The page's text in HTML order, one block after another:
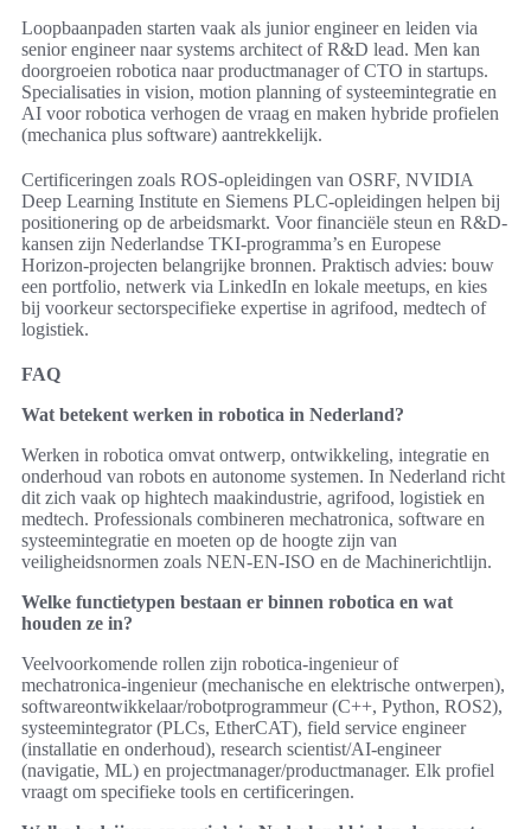
Loopbaanpaden starten vaak als junior engineer en leiden via
senior engineer naar systems architect of R&D lead. Men kan
doorgroeien robotica naar productmanager of CTO in startups.
Specialisaties in vision, motion planning of systeemintegratie en
AI voor robotica verhogen de vraag en maken hybride profielen
(mechanica plus software) aantrekkelijk.
Certificeringen zoals ROS-opleidingen van OSRF, NVIDIA
Deep Learning Institute en Siemens PLC-opleidingen helpen bij
positionering op de arbeidsmarkt. Voor financiële steun en R&D-
kansen zijn Nederlandse TKI-programma’s en Europese
Horizon-projecten belangrijke bronnen. Praktisch advies: bouw
een portfolio, netwerk via LinkedIn en lokale meetups, en kies
bij voorkeur sectorspecifieke expertise in agrifood, medtech of
logistiek.
FAQ
Wat betekent werken in robotica in Nederland?
Werken in robotica omvat ontwerp, ontwikkeling, integratie en
onderhoud van robots en autonome systemen. In Nederland richt
dit zich vaak op hightech maakindustrie, agrifood, logistiek en
medtech. Professionals combineren mechatronica, software en
systeemintegratie en moeten op de hoogte zijn van
veiligheidsnormen zoals NEN‑EN‑ISO en de Machinerichtlijn.
Welke functietypen bestaan er binnen robotica en wat
houden ze in?
Veelvoorkomende rollen zijn robotica‑ingenieur of
mechatronica‑ingenieur (mechanische en elektrische ontwerpen),
softwareontwikkelaar/robotprogrammeur (C++, Python, ROS2),
systeemintegrator (PLCs, EtherCAT), field service engineer
(installatie en onderhoud), research scientist/AI‑engineer
(navigatie, ML) en projectmanager/productmanager. Elk profiel
vraagt om specifieke tools en certificeringen.